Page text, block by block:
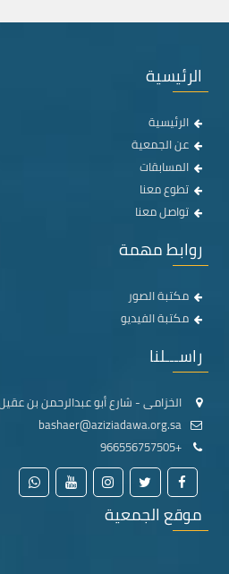
الرئيسية
الرئيسية
عن الجمعية
المسابقات
تطوع معنا
تواصل معنا
روابط مهمة
مكتبة الصور
مكتبة الفيديو
راســـلنا
الخزامى - شارع أبو عبدالرحمن بن
+966556757505
موقع الجمعية